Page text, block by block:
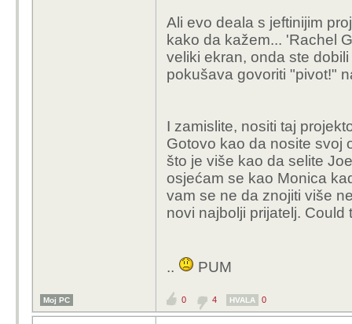
Ali evo deala s jeftinijim
kako da kažem... 'Rachel
veliki ekran, onda ste
pokušava govoriti "pivot!"
I zamislite, nositi taj
Gotovo kao da nosite svoj
što je više kao da selite
osjećam se kao Monica
vam se ne da znojiti više
novi najbolji prijatelj. Could
.. PUM
Moj PC 0 4 HVALA 0